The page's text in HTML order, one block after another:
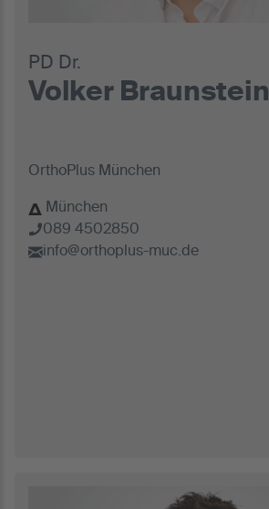
PD Dr.
Volker Braunstein
OrthoPlus München
München
089 4502850
info@orthoplus-muc.de